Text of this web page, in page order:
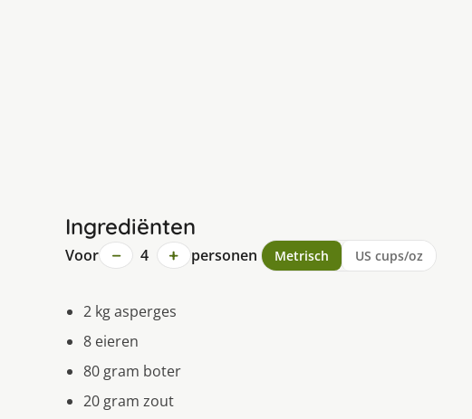
Ingrediënten
Voor − 4 + personen Metrisch US cups/oz
2 kg asperges
8 eieren
80 gram boter
20 gram zout